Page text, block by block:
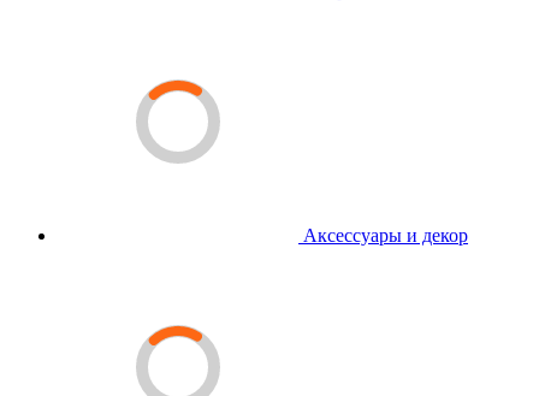
Аксессуары и декор